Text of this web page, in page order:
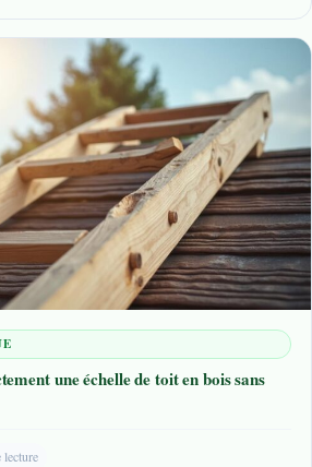
une échelle de toit en bois sans
lecture